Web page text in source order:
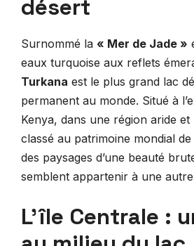
désert
Surnommé la « Mer de Jade »
eaux turquoise aux reflets
Turkana est le plus grand lac
permanent au monde. Situé à
Kenya, dans une région aride
classé au patrimoine mondial de
des paysages d’une beauté
semblent appartenir à une
L’île Centrale :